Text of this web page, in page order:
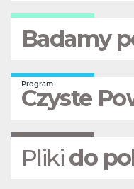
Badamy
Program
Czyste
Pliki do